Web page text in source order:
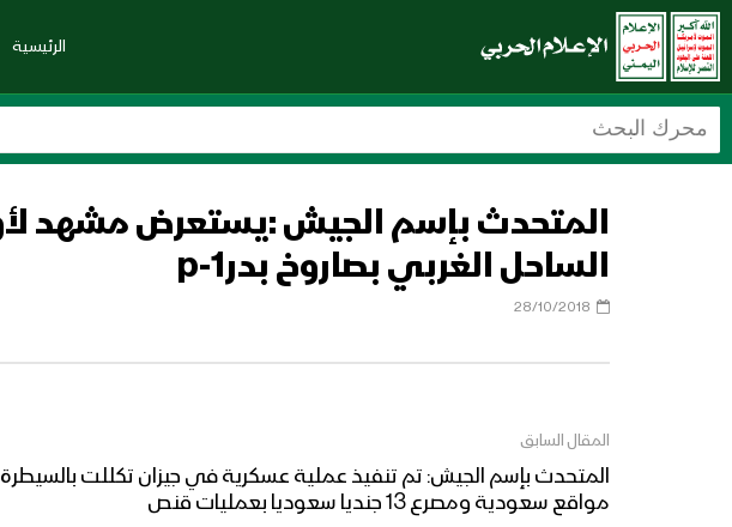
الرئيسية
المتحدث بإسم الجيش :يستعرض مشهد
الساحل الغربي بصاروخ بدر1-p
28/10/2018
المقال السابق
المتحدث بإسم الجيش: تم تنفيذ عملية عسكرية في جيزان تكللت
مواقع سعودية ومصرع 13 جنديا سعوديا بعمليات قنص